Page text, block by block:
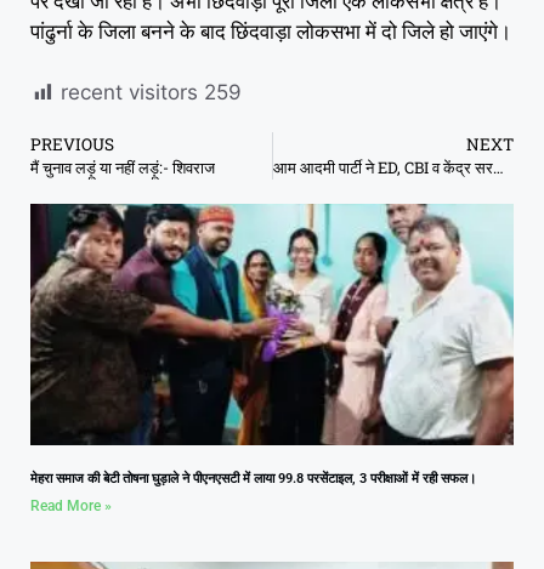
पांढुर्ना के जिला बनने के बाद छिंदवाड़ा लोकसभा में दो जिले हो जाएंगे।
recent visitors 259
PREVIOUS
मैं चुनाव लड़ूं या नहीं लड़ूं:- शिवराज
NEXT
आम आदमी पार्टी ने ED, CBI व केंद्र सरकार का पुतला फूंका।
मेहरा समाज की बेटी तोषना घुड़ाले ने पीएनएसटी में लाया 99.8 परसेंटाइल, 3 परीक्षाओं में रही सफल।
Read More »